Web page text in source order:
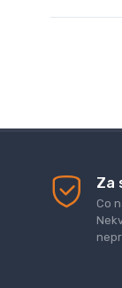
Za
Co